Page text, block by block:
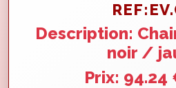
Description:
noir /
Prix: 94.24